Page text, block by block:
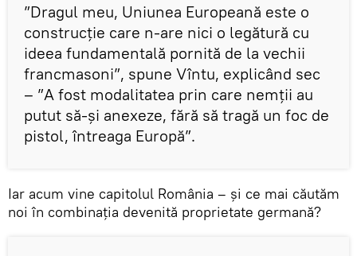
”Dragul meu, Uniunea Europeană este o
construcție care n-are nici o legătură cu
ideea fundamentală pornită de la vechii
francmasoni”, spune Vîntu, explicând sec
– ”A fost modalitatea prin care nemții au
putut să-și anexeze, fără să tragă un foc de
pistol, întreaga Europă”.
Iar acum vine capitolul România – și ce mai căutăm
noi în combinația devenită proprietate germană?